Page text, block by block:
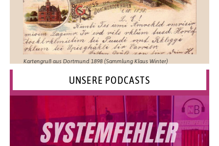
Kartengruß aus Dortmund 1898 (Sammlung Klaus Winter)
UNSERE PODCASTS